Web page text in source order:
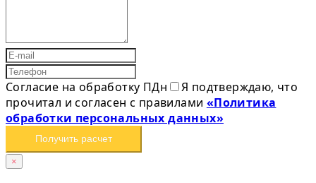
Согласие на обработку ПДн
Я подтверждаю, что
прочитал и согласен с правилами «Политика
обработки персональных данных»
Получить расчет
×